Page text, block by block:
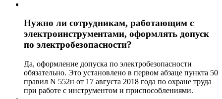
Нужно ли сотрудникам, работающим с
электроинструментами, оформлять допуск
по электробезопасности?
Да, оформление допуска по электробезопасности
обязательно. Это установлено в первом абзаце пункта 50
правил N 552н от 17 августа 2018 года по охране труда
при работе с инструментом и приспособлениями.